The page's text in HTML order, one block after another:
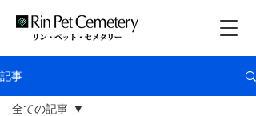
記事
全ての記事